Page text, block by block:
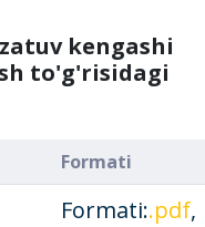
kengashi
to'g'risidagi
Formati
Formati:.pdf,